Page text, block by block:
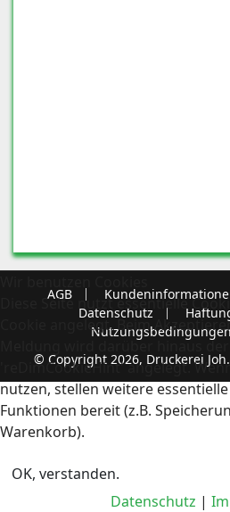
AGB
Datenschutz
Nutzungsbedingungen
© Copyright 2026, Druckerei
Diese Seite nutzt essentielle
Cookie angelegt. Beim
Meldung wird darüber hinaus der
'reDimCookieHint' angelegt.
nutzen, stellen weitere
Funktionen bereit (z.B.
Warenkorb).
OK, verstanden.
Datenschutz |